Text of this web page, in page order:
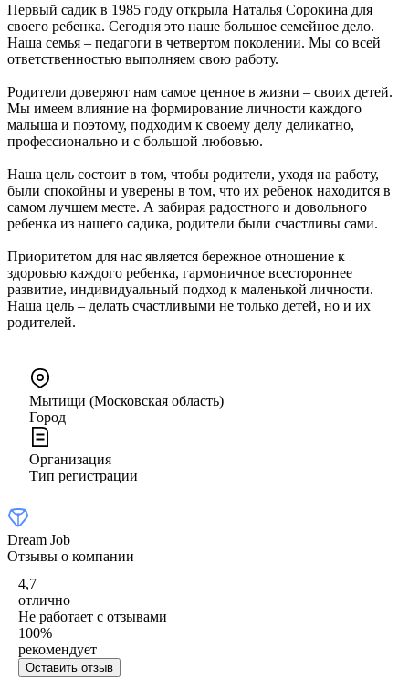
Первый садик в 1985 году открыла Наталья Сорокина для
своего ребенка. Сегодня это наше большое семейное дело.
Наша семья – педагоги в четвертом поколении. Мы со всей
ответственностью выполняем свою работу.
Родители доверяют нам самое ценное в жизни – своих детей.
Мы имеем влияние на формирование личности каждого
малыша и поэтому, подходим к своему делу деликатно,
профессионально и с большой любовью.
Наша цель состоит в том, чтобы родители, уходя на работу,
были спокойны и уверены в том, что их ребенок находится в
самом лучшем месте. А забирая радостного и довольного
ребенка из нашего садика, родители были счастливы сами.
Приоритетом для нас является бережное отношение к
здоровью каждого ребенка, гармоничное всестороннее
развитие, индивидуальный подход к маленькой личности.
Наша цель – делать счастливыми не только детей, но и их
родителей.
Мытищи (Московская область)
Город
Организация
Тип регистрации
Dream Job
Отзывы о компании
4,7
отлично
Не работает с отзывами
100%
рекомендует
Оставить отзыв